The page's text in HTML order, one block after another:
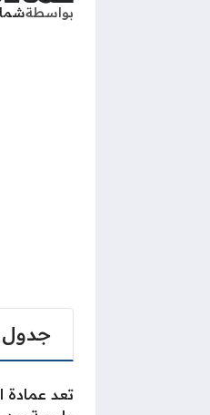
بواسطة
جدول
تعد عمادة